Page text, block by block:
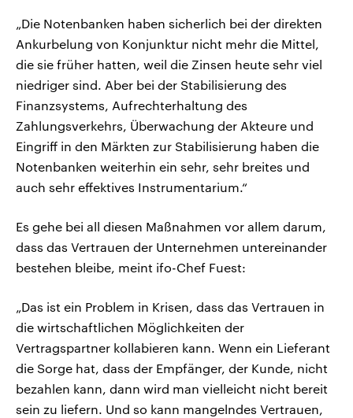
„Die Notenbanken haben sicherlich bei der direkten
Ankurbelung von Konjunktur nicht mehr die Mittel,
die sie früher hatten, weil die Zinsen heute sehr viel
niedriger sind. Aber bei der Stabilisierung des
Finanzsystems, Aufrechterhaltung des
Zahlungsverkehrs, Überwachung der Akteure und
Eingriff in den Märkten zur Stabilisierung haben die
Notenbanken weiterhin ein sehr, sehr breites und
auch sehr effektives Instrumentarium.“
Es gehe bei all diesen Maßnahmen vor allem darum,
dass das Vertrauen der Unternehmen untereinander
bestehen bleibe, meint ifo-Chef Fuest:
„Das ist ein Problem in Krisen, dass das Vertrauen in
die wirtschaftlichen Möglichkeiten der
Vertragspartner kollabieren kann. Wenn ein Lieferant
die Sorge hat, dass der Empfänger, der Kunde, nicht
bezahlen kann, dann wird man vielleicht nicht bereit
sein zu liefern. Und so kann mangelndes Vertrauen,